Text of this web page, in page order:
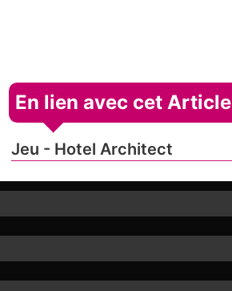
En lien avec cet Article
Jeu - Hotel Architect